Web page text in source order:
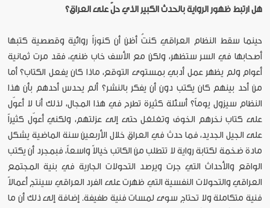
هل ارتبط ظهور الرواية بالحدث الكبير الذي حلّ على العراق؟
حينما سقط النظام العراقي كنتُ أظن أن كنوزاً روائية وقصصية كتبها
أصحابها في السر ستظهر، ولكن مع الأسف خاب ظني، فقد مرت ثمانية
أعوام ولم يظهر عمل أدبي بمستوى التوقع، ماذا كان يفعل الكتاب؟ أما
من أحد بينهم كان يكتب دون أن يفكر بالنشر؟ ألم يحدس أحدهم بأن هذا
النظام سيزول يوماً؟ أسئلة كثيرة تطرح في هذا المجال، لذلك أنا لا أعوّل
على كتاب نخرهم الخوف وتغلغل حتى إلى عزلتهم، ولكني أعوّل كثيراً
على الجيل الجديد، فما حدث في العراق خلال الأربعين سنة الماضية يشكل
مادة ضخمة لكتابة رواية لا تتطلب من الكاتب خيالاً واسعاً، فبمجرد أن يكتب
الواقع والأحداث التي جرت ويرصد التحولات الجارية في بنية المجتمع
العراقي والتحولات النفسية التي ظهرت على الفرد العراقي سينتج أعمالاً
فنية متكاملة ولا تحتاج سوى لمسات فنية طفيفة. إضافة إلى ذلك أن ما